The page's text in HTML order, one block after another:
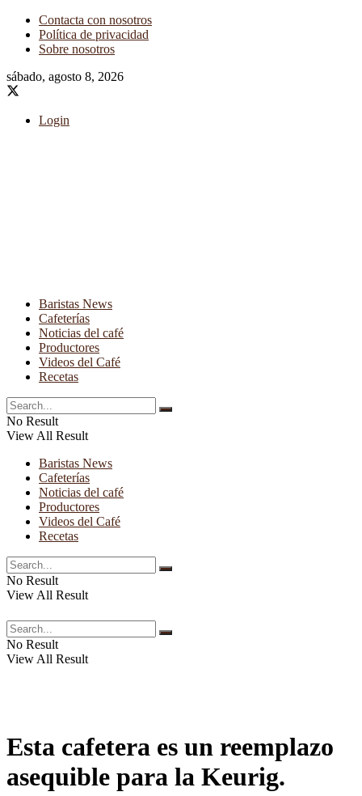
Contacta con nosotros
Política de privacidad
Sobre nosotros
sábado, agosto 8, 2026
Login
Baristas News
Cafeterías
Noticias del café
Productores
Videos del Café
Recetas
No Result
View All Result
Baristas News
Cafeterías
Noticias del café
Productores
Videos del Café
Recetas
No Result
View All Result
No Result
View All Result
Esta cafetera es un reemplazo
asequible para la Keurig.